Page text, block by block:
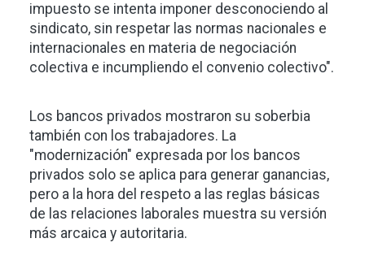
impuesto se intenta imponer desconociendo al
sindicato, sin respetar las normas nacionales e
internacionales en materia de negociación
colectiva e incumpliendo el convenio colectivo".
Los bancos privados mostraron su soberbia
también con los trabajadores. La
"modernización" expresada por los bancos
privados solo se aplica para generar ganancias,
pero a la hora del respeto a las reglas básicas
de las relaciones laborales muestra su versión
más arcaica y autoritaria.